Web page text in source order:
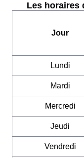
Les horaires
Jour
Lundi
Mardi
Mercredi
Jeudi
Vendredi